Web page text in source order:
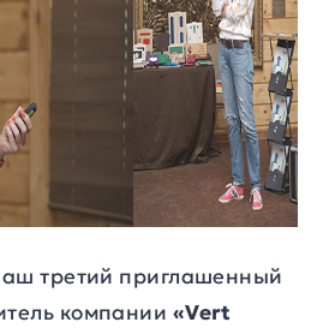
третий приглашенный
компании «Vert